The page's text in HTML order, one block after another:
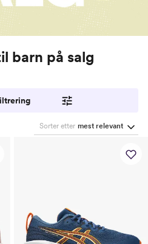
barn på salg
Sorter etter mest relevant